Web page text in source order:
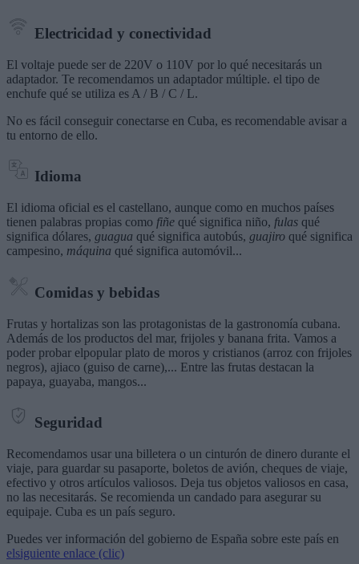
Electricidad y conectividad
El voltaje puede ser de 220V o 110V por lo qué necesitarás un
adaptador. Te recomendamos un adaptador múltiple. el tipo de
enchufe qué se utiliza es A / B / C / L.
No es fácil conseguir conectarse en Cuba, es recomendable avisar a
tu entorno de ello.
Idioma
El idioma oficial es el castellano, aunque como en muchos países
tienen palabras propias como fiñe qué significa niño, fulas qué
significa dólares, guagua qué significa autobús, guajiro qué significa
campesino, máquina qué significa automóvil...
Comidas y bebidas
Frutas y hortalizas son las protagonistas de la gastronomía cubana.
Además de los productos del mar, frijoles y banana frita. Vamos a
poder probar elpopular plato de moros y cristianos (arroz con frijoles
negros), ajiaco (guiso de carne),... Entre las frutas destacan la
papaya, guayaba, mangos...
Seguridad
Recomendamos usar una billetera o un cinturón de dinero durante el
viaje, para guardar su pasaporte, boletos de avión, cheques de viaje,
efectivo y otros artículos valiosos. Deja tus objetos valiosos en casa,
no las necesitarás. Se recomienda un candado para asegurar su
equipaje. Cuba es un país seguro.
Puedes ver información del gobierno de España sobre este país en
elsiguiente enlace (clic)